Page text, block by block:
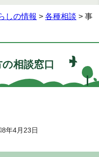
しの情報 > 各種相談 > 事
相談窓口
年4月23日